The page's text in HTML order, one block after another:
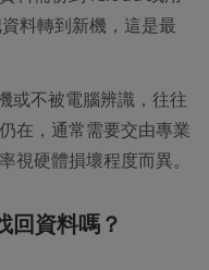
料轉到新機，這是最
或不被電腦辨識，往往
在，通常需要交由專業
視硬體損壞程度而異。
回資料嗎？